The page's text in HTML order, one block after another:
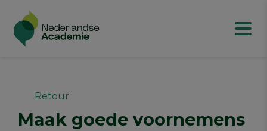
Retour
Maak goede voornemens